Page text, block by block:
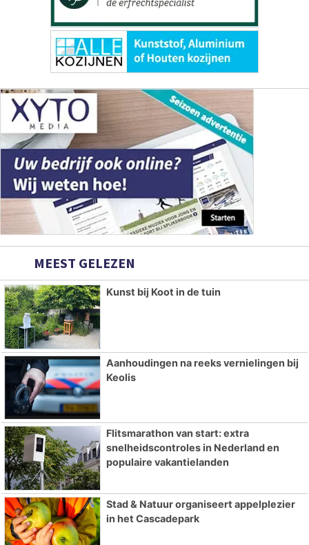
MEEST GELEZEN
Kunst bij Koot in de tuin
Aanhoudingen na reeks vernielingen bij
Keolis
Flitsmarathon van start: extra
snelheidscontroles in Nederland en
populaire vakantielanden
Stad & Natuur organiseert appelplezier
in het Cascadepark